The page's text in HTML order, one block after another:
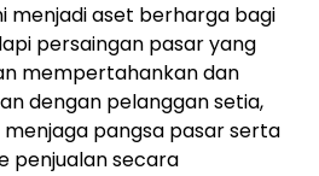
menjadi aset berharga bagi
persaingan pasar yang
mempertahankan dan
dengan pelanggan setia,
pangsa pasar serta
penjualan secara